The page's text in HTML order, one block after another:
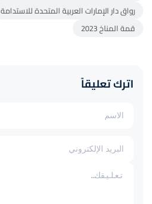
رواق دار الإمارات العربية المتحدة للاستدامة
قمة المناخ 2023
اترك تعليقاً